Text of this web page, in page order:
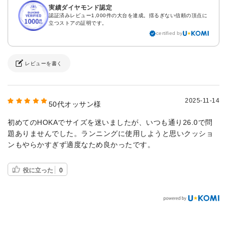
実績ダイヤモンド認定
認証済みレビュー1,000件の大台を達成。揺るぎない信頼の頂点に
立つストアの証明です。
certified by
レビューを書く
50代オッサン様 2025-11-14
初めてのHOKAでサイズを迷いましたが、いつも通り26.0で問
題ありませんでした。ランニングに使用しようと思いクッショ
ンもやらかすぎず適度なため良かったです。
役に立った 0